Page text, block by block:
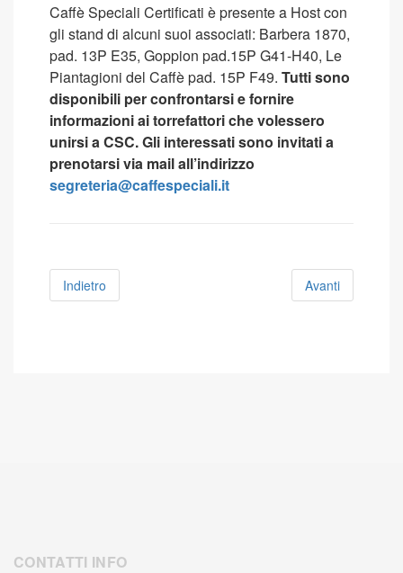
Caffè Speciali Certificati è presente a Host con
gli stand di alcuni suoi associati: Barbera 1870,
pad. 13P E35, Goppion pad.15P G41-H40, Le
Piantagioni del Caffè pad. 15P F49. Tutti sono
disponibili per confrontarsi e fornire
informazioni ai torrefattori che volessero
unirsi a CSC.Gli interessati sono invitati a
prenotarsi via mail all’indirizzo
segreteria@caffespeciali.it
Indietro Avanti
CONTATTI INFO